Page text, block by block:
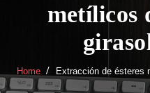
metílicos
Home Extracción de ésteres